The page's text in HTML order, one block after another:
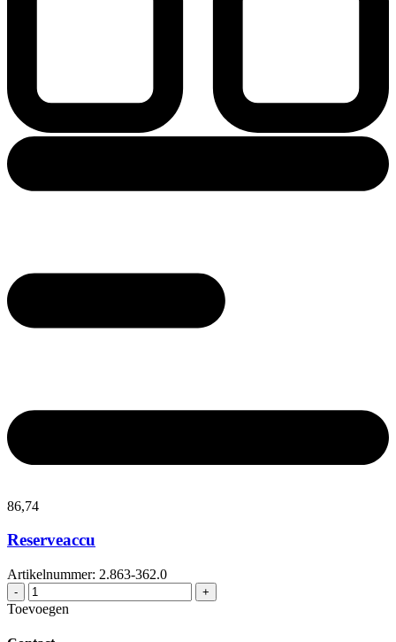
86,74
Reserveaccu
Artikelnummer: 2.863-362.0
-
Reserveaccu
aantal
+
Toevoegen